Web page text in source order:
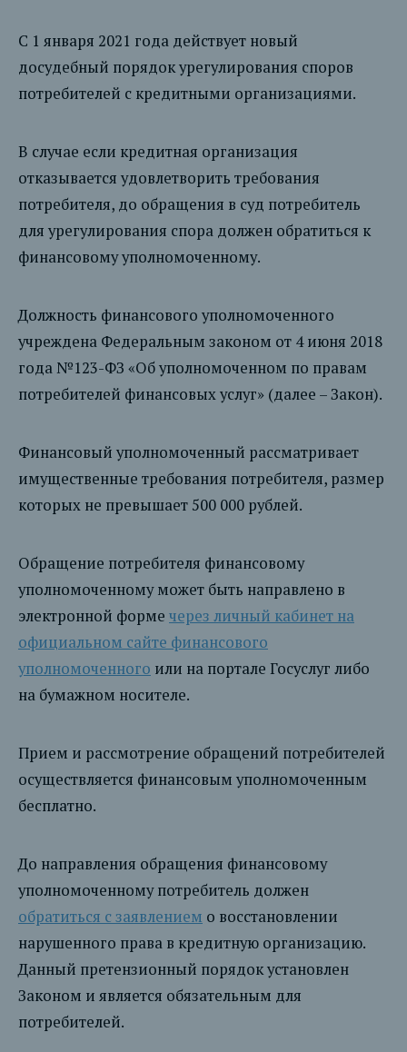
С 1 января 2021 года действует новый
досудебный порядок урегулирования споров
потребителей с кредитными организациями.
В случае если кредитная организация
отказывается удовлетворить требования
потребителя, до обращения в суд потребитель
для урегулирования спора должен обратиться к
финансовому уполномоченному.
Должность финансового уполномоченного
учреждена Федеральным законом от 4 июня 2018
года №123-ФЗ «Об уполномоченном по правам
потребителей финансовых услуг» (далее – Закон).
Финансовый уполномоченный рассматривает
имущественные требования потребителя, размер
которых не превышает 500 000 рублей.
Обращение потребителя финансовому
уполномоченному может быть направлено в
электронной форме через личный кабинет на
официальном сайте финансового
уполномоченного или на портале Госуслуг либо
на бумажном носителе.
Прием и рассмотрение обращений потребителей
осуществляется финансовым уполномоченным
бесплатно.
До направления обращения финансовому
уполномоченному потребитель должен
обратиться с заявлением о восстановлении
нарушенного права в кредитную организацию.
Данный претензионный порядок установлен
Законом и является обязательным для
потребителей.